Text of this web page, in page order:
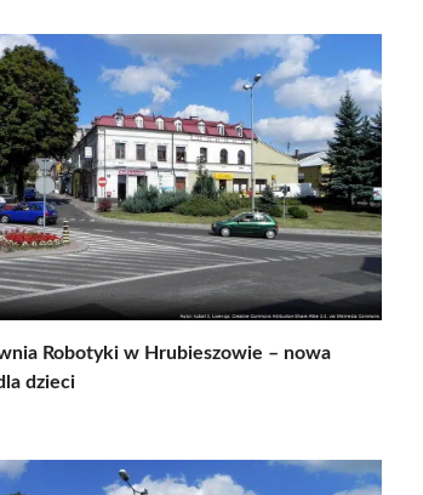
Robotyki w Hrubieszowie – nowa
dzieci